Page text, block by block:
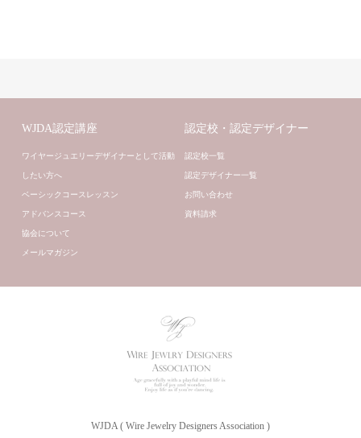
WJDA認定講座
ワイヤージュエリーデザイナーとして活動
したい方へ
ベーシックコースレッスン
アドバンスコース
協会について
メールマガジン
認定校・認定デザイナー
認定校一覧
認定デザイナー一覧
お問い合わせ
資料請求
WJDA ( Wire Jewelry Designers Association )